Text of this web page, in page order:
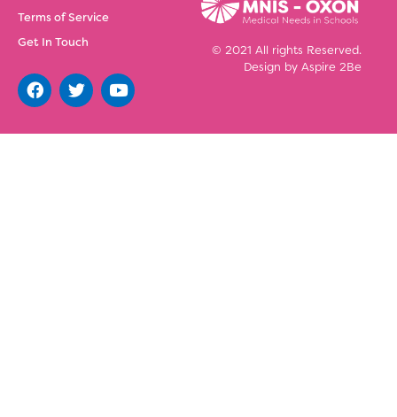
© 2021 All rights Reserved.
Design by Aspire 2Be
Terms of Service
Get In Touch